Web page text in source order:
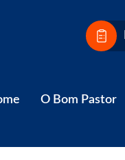
O Bom Pastor